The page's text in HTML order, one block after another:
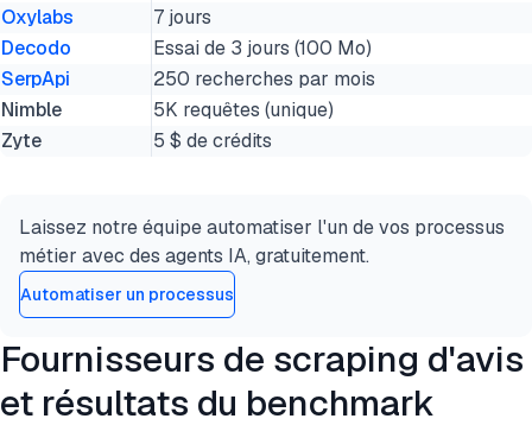
Oxylabs
7 jours
Decodo
Essai de 3 jours (100 Mo)
SerpApi
250 recherches par mois
Nimble
5K requêtes (unique)
Zyte
5 $ de crédits
Laissez notre équipe automatiser l'un de vos processus
métier avec des agents IA, gratuitement.
Automatiser un processus
Fournisseurs de scraping d'avis
et résultats du benchmark